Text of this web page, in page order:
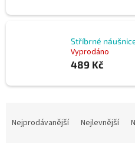
Stříbrné
Vyprodáno
489 Kč
Nejprodávanější Nejlevnější